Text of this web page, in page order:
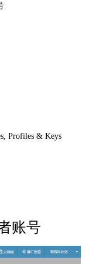
Profiles & Keys
账号